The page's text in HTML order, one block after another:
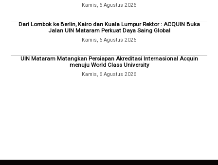
Kamis, 6 Agustus 2026
Dari Lombok ke Berlin, Kairo dan Kuala Lumpur Rektor : ACQUIN Buka
Jalan UIN Mataram Perkuat Daya Saing Global
Kamis, 6 Agustus 2026
UIN Mataram Matangkan Persiapan Akreditasi Internasional Acquin
menuju World Class University
Kamis, 6 Agustus 2026